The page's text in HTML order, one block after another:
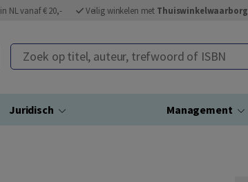
in NL vanaf € 20,- Veilig winkelen met Thuiswinkelwaarborg
Zoek op titel, auteur, trefwoord of ISBN
Juridisch Management